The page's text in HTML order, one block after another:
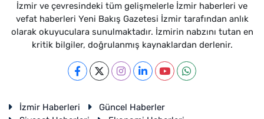
İzmir ve çevresindeki tüm gelişmelerle İzmir haberleri ve
vefat haberleri Yeni Bakış Gazetesi İzmir tarafından anlık
olarak okuyuculara sunulmaktadır. İzmirin nabzını tutan en
kritik bilgiler, doğrulanmış kaynaklardan derlenir.
İzmir Haberleri
Güncel Haberler